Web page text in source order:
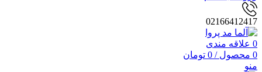
02166412417
0 علاقه مندی
0 محصول /
0 تومان
منو